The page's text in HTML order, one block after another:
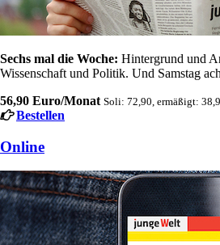
Sechs mal die Woche: Hintergrund und
Wissenschaft und Politik. Und Samstag
56,90 Euro/Monat Soli: 72,90, ermäßigt:
Bestellen
Online